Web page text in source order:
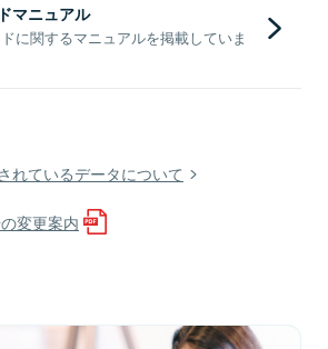
マニュアル
に関するマニュアルを掲載していま
れているデータについて
変更案内